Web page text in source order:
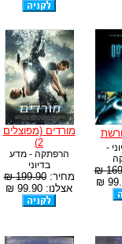
-
מורדים (מפוצלים
2)
הרפתקה - מדע
בדיוני
מחיר:199.90 ₪
אצלנו: 99.90 ₪